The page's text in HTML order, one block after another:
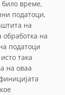
било време,
податоци,
на
обработка на
податоци
така
на оваа